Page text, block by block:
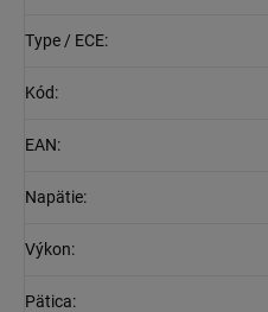
Type / ECE:
Kód:
EAN:
Napätie:
Výkon:
Pätica: